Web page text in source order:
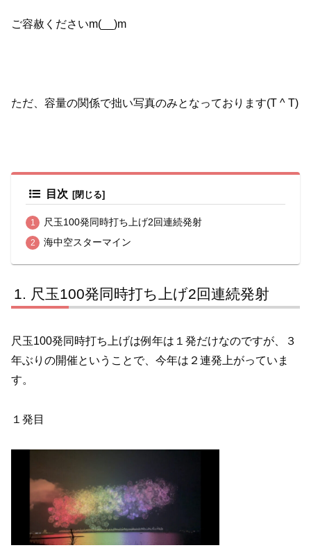
ご容赦くださいm(__)m
ただ、容量の関係で拙い写真のみとなっております(T ^ T)
目次
尺玉100発同時打ち上げ2回連続発射
海中空スターマイン
尺玉100発同時打ち上げ2回連続発射
尺玉100発同時打ち上げは例年は１発だけなのですが、３
年ぶりの開催ということで、今年は２連発上がっていま
す。
１発目